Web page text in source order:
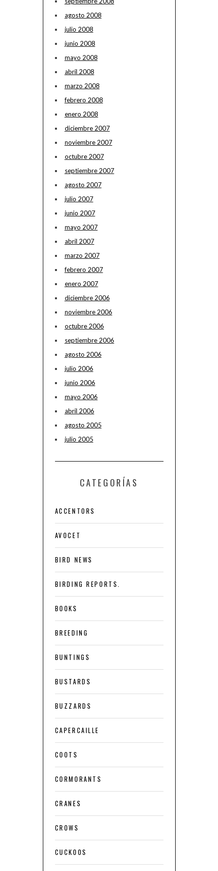
agosto 2008
julio 2008
junio 2008
mayo 2008
abril 2008
marzo 2008
febrero 2008
enero 2008
diciembre 2007
noviembre 2007
octubre 2007
septiembre 2007
agosto 2007
julio 2007
junio 2007
mayo 2007
abril 2007
marzo 2007
febrero 2007
enero 2007
diciembre 2006
noviembre 2006
octubre 2006
septiembre 2006
agosto 2006
julio 2006
junio 2006
mayo 2006
abril 2006
agosto 2005
julio 2005
CATEGORÍAS
ACCENTORS
AVOCET
BIRD NEWS
BIRDING REPORTS.
BOOKS
BREEDING
BUNTINGS
BUSTARDS
BUZZARDS
CAPERCAILLE
COOTS
CORMORANTS
CRANES
CROWS
CUCKOOS